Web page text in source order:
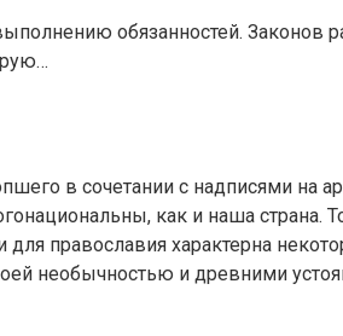
обязанностей. Законов
в сочетании с надписями на
как и наша страна.
православия характерна
необычностью и древними